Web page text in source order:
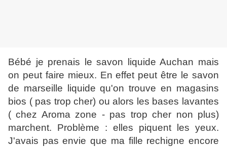
Bébé je prenais le savon liquide Auchan mais
on peut faire mieux. En effet peut être le savon
de marseille liquide qu'on trouve en magasins
bios ( pas trop cher) ou alors les bases lavantes
( chez Aroma zone - pas trop cher non plus)
marchent. Problème : elles piquent les yeux.
J'avais pas envie que ma fille rechigne encore